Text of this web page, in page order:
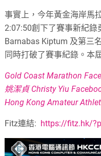
事實上，今年黃金海岸馬
2:07:50創下了賽事新紀
Barnabas Kiptum 及第三
同時打破了賽事紀錄。本
Gold Coast Marathon
姚潔貞 Christy Yiu
Hong Kong Amateur
Fitz連結: https://fitz.hk/